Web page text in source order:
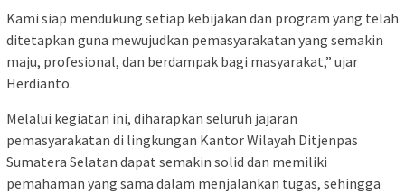
Kami siap mendukung setiap kebijakan dan program yang telah
ditetapkan guna mewujudkan pemasyarakatan yang semakin
maju, profesional, dan berdampak bagi masyarakat,” ujar
Herdianto.
Melalui kegiatan ini, diharapkan seluruh jajaran
pemasyarakatan di lingkungan Kantor Wilayah Ditjenpas
Sumatera Selatan dapat semakin solid dan memiliki
pemahaman yang sama dalam menjalankan tugas, sehingga